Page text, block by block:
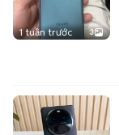
1 tuần trước 3